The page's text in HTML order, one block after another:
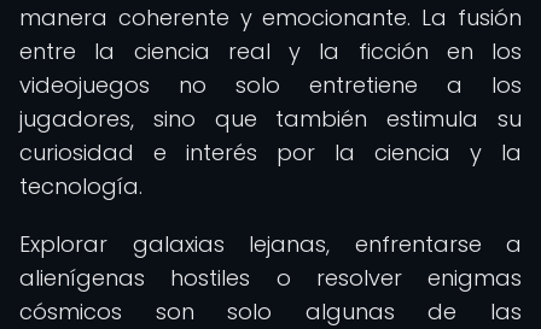
manera coherente y emocionante. La fusión
entre la ciencia real y la ficción en los
videojuegos no solo entretiene a los
jugadores, sino que también estimula su
curiosidad e interés por la ciencia y la
tecnología.
Explorar galaxias lejanas, enfrentarse a
alienígenas hostiles o resolver enigmas
cósmicos son solo algunas de las